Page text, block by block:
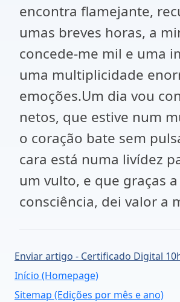
encontra flamejante,
umas breves horas, a
concede-me mil e uma
uma multiplicidade
emoções.Um dia vou
netos, que estive num
o coração bate sem
cara está numa livídez
um vulto, e que graças a
consciência, dei valor a
Enviar artigo - Certificado Digital
Início (Homepage)
Sitemap (Edições por mês e ano)